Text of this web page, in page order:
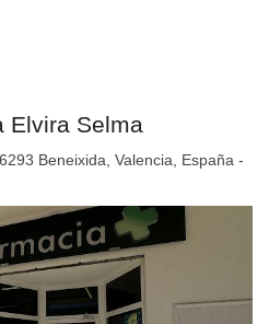
Elvira Selma
Beneixida, Valencia, España -